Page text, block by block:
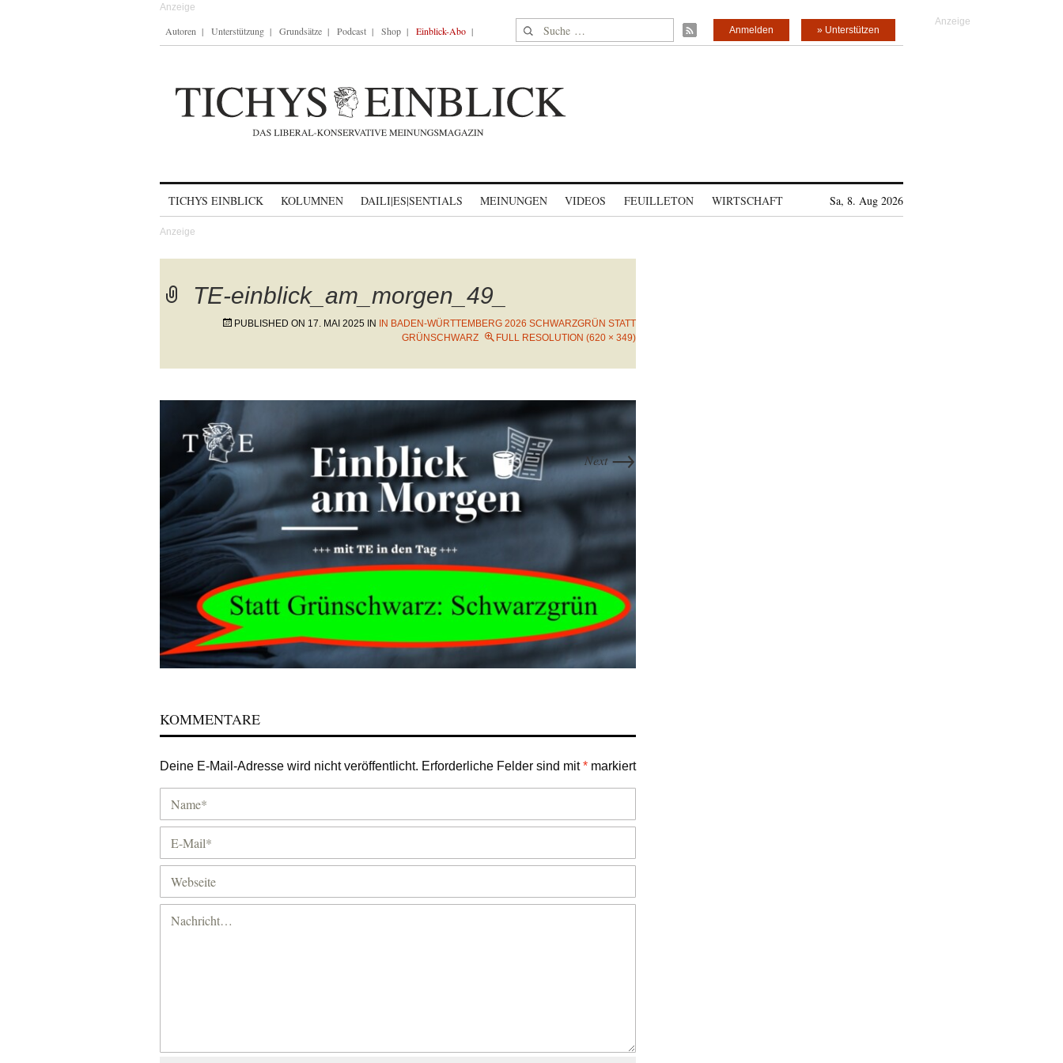
Autoren Unterstützung Grundsätze Podcast Shop Einblick-Abo Suche nach: » Unterstützen
Anmelden
TICHYS EINBLICK KOLUMNEN DAILI|ES|SENTIALS MEINUNGEN VIDEOS FEUILLETON WIRTSCHAFT Sa, 8. Aug 2026
TE-einblick_am_morgen_49_
PUBLISHED ON 17. MAI 2025 IN
IN BADEN-WÜRTTEMBERG 2026 SCHWARZGRÜN STATT
GRÜNSCHWARZ
FULL RESOLUTION (620 × 349)
Next→
KOMMENTARE
Deine E-Mail-Adresse wird nicht veröffentlicht. Erforderliche Felder sind mit* markiert